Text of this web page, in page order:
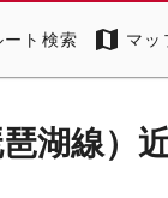
ート検索 map マッ
湖線）